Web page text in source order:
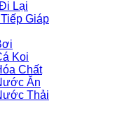
Lại
Giáp
Koi
Chất
Ăn
Thải